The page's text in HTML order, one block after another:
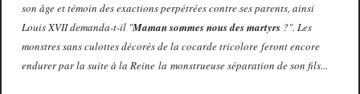
son âge et témoin des exactions perpétrées contre ses parents, ainsi
Louis XVII demanda-t-il "Maman sommes nous des martyrs?". Les
monstres sans culottes décorés de la cocarde tricolore feront encore
endurer par la suite à la Reine la monstrueuse séparation de son fils...